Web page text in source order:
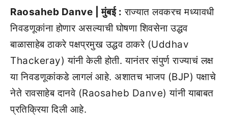
Raosaheb Danve | मुंबई : राज्यात लवकरच मध्यावधी
निवडणूकांना होणार असल्याची घोषणा शिवसेना उद्धव
बाळासाहेब ठाकरे पक्षप्रमुख उद्धव ठाकरे (Uddhav
Thackeray) यांनी केली होती. यानंतर संपुर्ण राज्याचं लक्ष
या निवडणूकांकडे लागलं आहे. अशातच भाजप (BJP) पक्षाचे
नेते रावसाहेब दानवे (Raosaheb Danve) यांनी याबाबत
प्रतिक्रिया दिली आहे.